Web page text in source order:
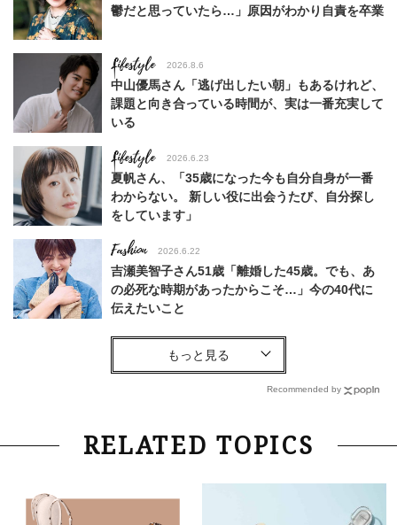
鬱だと思っていたら…」原因がわかり自責を卒業
Lifestyle 2026.8.6
中山優馬さん「逃げ出したい朝」もあるけれど、
課題と向き合っている時間が、実は一番充実して
いる
Lifestyle 2026.6.23
夏帆さん、「35歳になった今も自分自身が一番
わからない。 新しい役に出会うたび、自分探し
をしています」
Fashion 2026.6.22
吉瀬美智子さん51歳「離婚した45歳。でも、あ
の必死な時期があったからこそ…」今の40代に
伝えたいこと
Fashion
【40代コンサバ派】白Tシャツは「パール×ゴー
Lifestyle 2026.7.29
「お若いですね」は褒め言葉？“若い＝美しい”と
Recommended by
RELATED TOPICS